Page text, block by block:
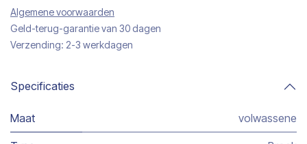
Algemene voorwaarden
Geld-terug-garantie van 30 dagen
Verzending: 2-3 werkdagen
Specificaties
Maat volwassene